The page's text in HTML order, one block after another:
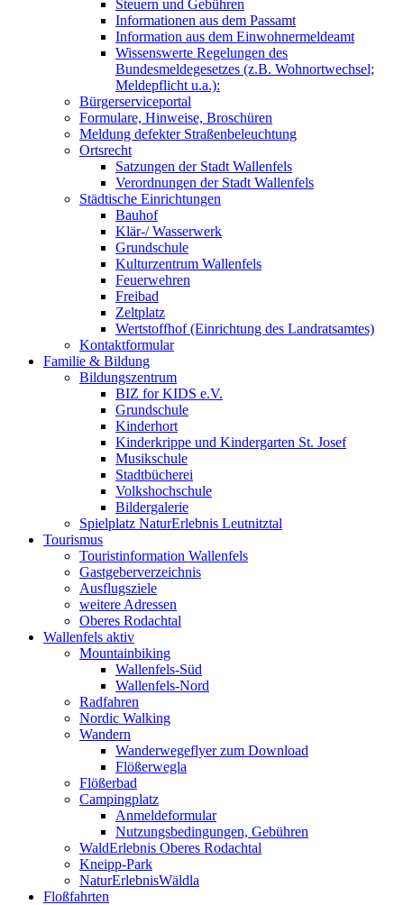
Steuern und Gebühren
Informationen aus dem Passamt
Information aus dem Einwohnermeldeamt
Wissenswerte Regelungen des
Bundesmeldegesetzes (z.B. Wohnortwechsel;
Meldepflicht u.a.):
Bürgerserviceportal
Formulare, Hinweise, Broschüren
Meldung defekter Straßenbeleuchtung
Ortsrecht
Satzungen der Stadt Wallenfels
Verordnungen der Stadt Wallenfels
Städtische Einrichtungen
Bauhof
Klär-/ Wasserwerk
Grundschule
Kulturzentrum Wallenfels
Feuerwehren
Freibad
Zeltplatz
Wertstoffhof (Einrichtung des Landratsamtes)
Kontaktformular
Familie & Bildung
Bildungszentrum
BIZ for KIDS e.V.
Grundschule
Kinderhort
Kinderkrippe und Kindergarten St. Josef
Musikschule
Stadtbücherei
Volkshochschule
Bildergalerie
Spielplatz NaturErlebnis Leutnitztal
Tourismus
Touristinformation Wallenfels
Gastgeberverzeichnis
Ausflugsziele
weitere Adressen
Oberes Rodachtal
Wallenfels aktiv
Mountainbiking
Wallenfels-Süd
Wallenfels-Nord
Radfahren
Nordic Walking
Wandern
Wanderwegeflyer zum Download
Flößerwegla
Flößerbad
Campingplatz
Anmeldeformular
Nutzungsbedingungen, Gebühren
WaldErlebnis Oberes Rodachtal
Kneipp-Park
NaturErlebnisWäldla
Floßfahrten